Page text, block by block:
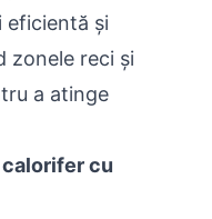
eficientă și
zonele reci și
a atinge
cu